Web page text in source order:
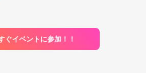
ぐイベントに参加！！